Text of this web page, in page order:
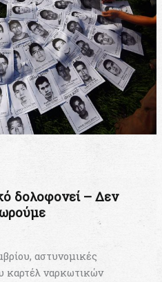
δολοφονεί – Δεν
αστυνομικές
καρτέλ ναρκωτικών